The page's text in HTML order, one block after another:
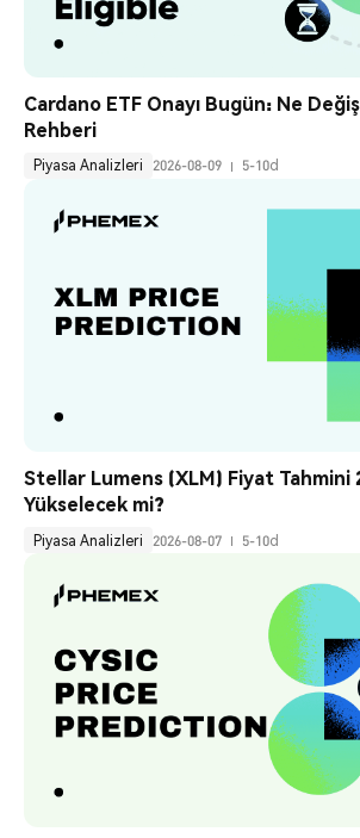
Cardano ETF Onayı Bugün: Ne
Rehberi
Piyasa Analizleri 2026-08-09 5-10d
Stellar Lumens (XLM) Fiyat Tahmini
Yükselecek mi?
Piyasa Analizleri 2026-08-07 5-10d